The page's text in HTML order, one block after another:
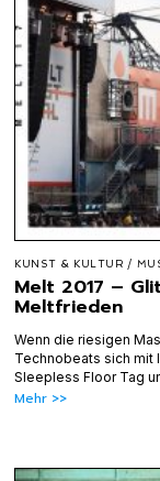
KUNST & KULTUR /
Melt 2017 –
Meltfrieden
Wenn die riesigen
Technobeats sich mit
Sleepless Floor Tag
Mehr >>